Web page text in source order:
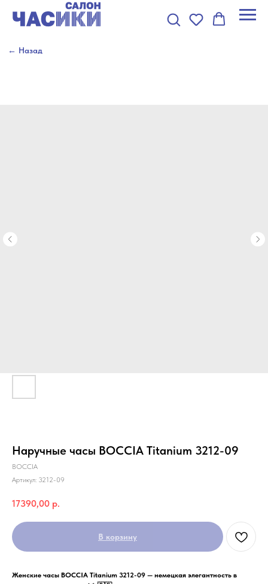
← Назад
Наручные часы BOCCIA Titanium 3212-09
BOCCIA
Артикул: 3212-09
17390,00 р.
В корзину
Женские часы BOCCIA Titanium 3212-09 — немецкая элегантность в